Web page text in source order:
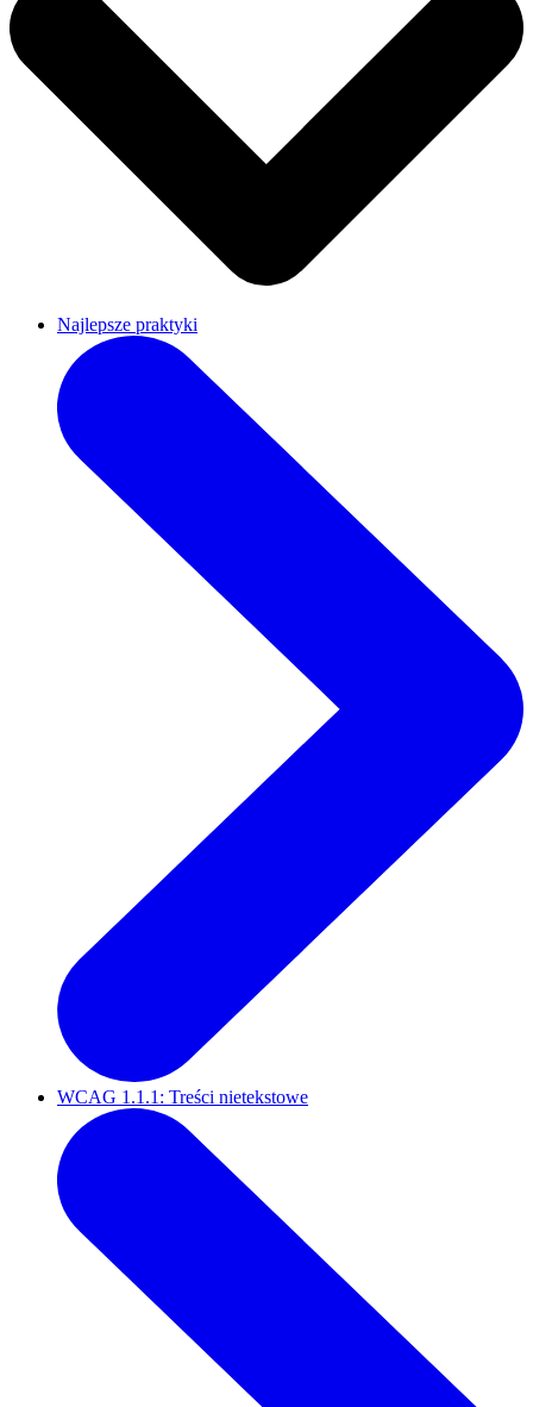
Najlepsze praktyki
WCAG 1.1.1: Treści nietekstowe